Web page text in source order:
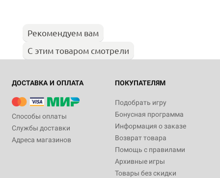
Рекомендуем вам
С этим товаром смотрели
ДОСТАВКА И ОПЛАТА
Способы оплаты
Службы доставки
Адреса магазинов
ПОКУПАТЕЛЯМ
Подобрать игру
Бонусная программа
Информация о заказе
Возврат товара
Помощь с правилами
Архивные игры
Товары без скидки